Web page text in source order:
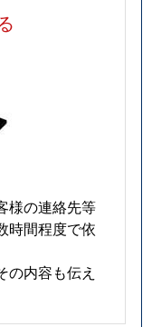
様の連絡先等
時間程度で依
の内容も伝え